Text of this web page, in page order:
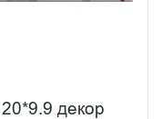
декор